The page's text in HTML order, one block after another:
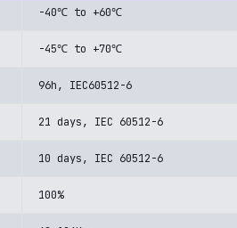
-40℃ to +60℃
-45℃ to +70℃
96h, IEC60512-6
21 days, IEC 60512-6
10 days, IEC 60512-6
100%